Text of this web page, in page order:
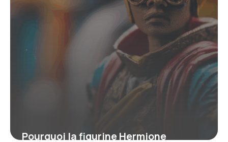
Pourquoi la figurine Hermione